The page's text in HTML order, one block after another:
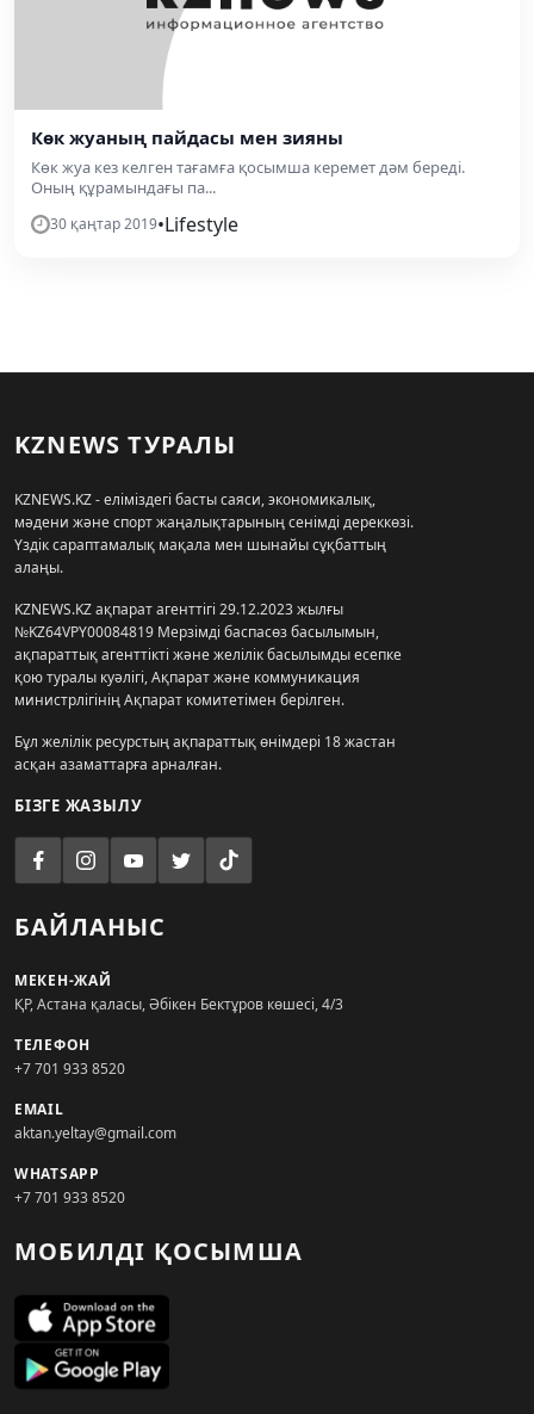
Көк жуаның пайдасы мен зияны
Көк жуа кез келген тағамға қосымша керемет дәм береді.
Оның құрамындағы па...
30 қаңтар 2019•Lifestyle
KZNEWS ТУРАЛЫ
KZNEWS.KZ - еліміздегі басты саяси, экономикалық,
мәдени және спорт жаңалықтарының сенімді дереккөзі.
Үздік сараптамалық мақала мен шынайы сұқбаттың
алаңы.
KZNEWS.KZ ақпарат агенттігі 29.12.2023 жылғы
№KZ64VPY00084819 Мерзімді баспасөз басылымын,
ақпараттық агенттікті және желілік басылымды есепке
қою туралы куәлігі, Ақпарат және коммуникация
министрлігінің Ақпарат комитетімен берілген.
Бұл желілік ресурстың ақпараттық өнімдері 18 жастан
асқан азаматтарға арналған.
БІЗГЕ ЖАЗЫЛУ
БАЙЛАНЫС
МЕКЕН-ЖАЙ
ҚР, Астана қаласы, Әбікен Бектұров көшесі, 4/3
ТЕЛЕФОН
+7 701 933 8520
EMAIL
aktan.yeltay@gmail.com
WHATSAPP
+7 701 933 8520
МОБИЛДІ ҚОСЫМША